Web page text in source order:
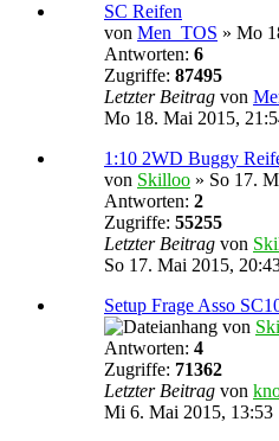
SC Reifen
von Men_TOS » Mo
Antworten: 6
Zugriffe: 87495
Letzter Beitrag von
Mo 18. Mai 2015,
1:10 2WD Buggy
von Skilloo » So 17.
Antworten: 2
Zugriffe: 55255
Letzter Beitrag von
So 17. Mai 2015,
Setup Frage Asso
von
Antworten: 4
Zugriffe: 71362
Letzter Beitrag von
Mi 6. Mai 2015, 13:53